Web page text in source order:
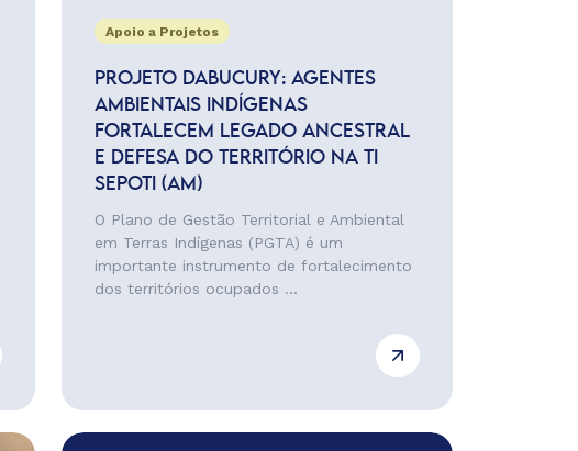
Apoio a Projetos
PROJETO DABUCURY: AGENTES
AMBIENTAIS INDÍGENAS
FORTALECEM LEGADO ANCESTRAL
E DEFESA DO TERRITÓRIO NA TI
SEPOTI (AM)
O Plano de Gestão Territorial e Ambiental
em Terras Indígenas (PGTA) é um
importante instrumento de fortalecimento
dos territórios ocupados ...